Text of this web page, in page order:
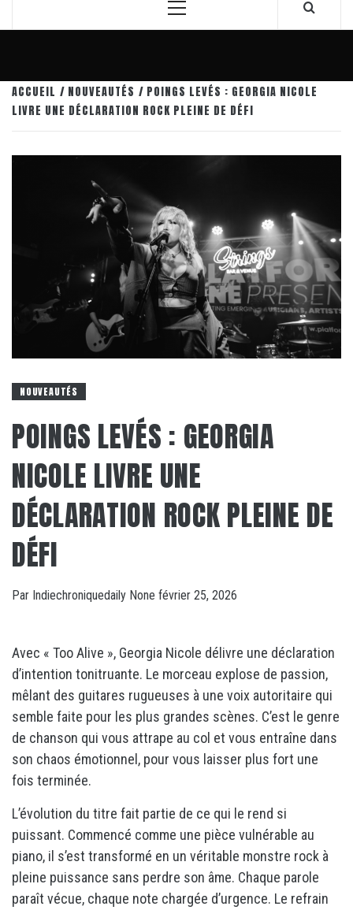
Menu
ACCUEIL NOUVEAUTÉS
POINGS LEVÉS : GEORGIA NICOLE
LIVRE UNE DÉCLARATION ROCK PLEINE DE DÉFI
NOUVEAUTÉS
POINGS LEVÉS : GEORGIA
NICOLE LIVRE UNE
DÉCLARATION ROCK PLEINE DE
DÉFI
Par Indiechroniquedaily None février 25, 2026
Avec « Too Alive », Georgia Nicole délivre une déclaration
d’intention tonitruante. Le morceau explose de passion,
mêlant des guitares rugueuses à une voix autoritaire qui
semble faite pour les plus grandes scènes. C’est le genre
de chanson qui vous attrape au col et vous entraîne dans
son chaos émotionnel, pour vous laisser plus fort une
fois terminée.
L’évolution du titre fait partie de ce qui le rend si
puissant. Commencé comme une pièce vulnérable au
piano, il s’est transformé en un véritable monstre rock à
pleine puissance sans perdre son âme. Chaque parole
paraît vécue, chaque note chargée d’urgence. Le refrain